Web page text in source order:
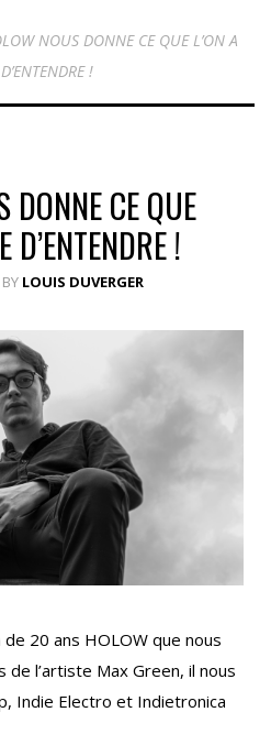
NOUS DONNE CE QUE L’ON A
!
DONNE CE QUE
D’ENTENDRE !
BY LOUIS DUVERGER
20 ans HOLOW que nous
de l’artiste Max Green, il nous
Indie Electro et Indietronica